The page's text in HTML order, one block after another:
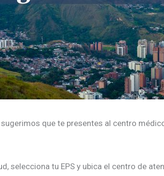
que te presentes al centro
selecciona tu EPS y ubica el centro de